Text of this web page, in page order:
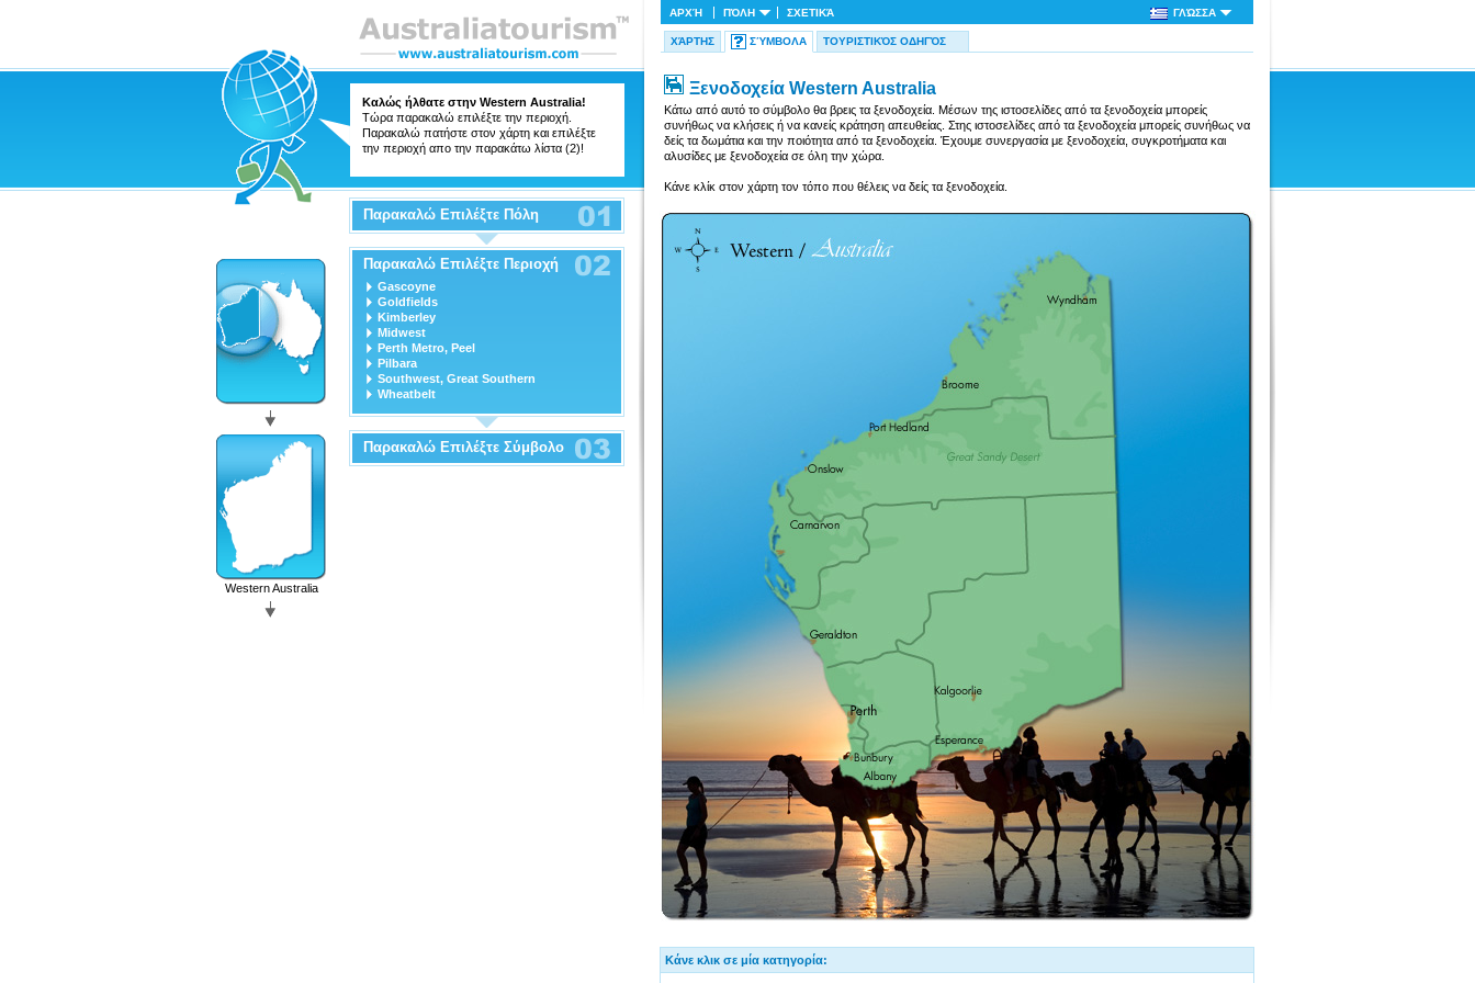
Καλώς ήλθατε στην Western Australia!
Τώρα παρακαλώ επιλέξτε την περιοχή.
Παρακαλώ πατήστε στον χάρτη και επιλέξτε
την περιοχή απο την παρακάτω λίστα (2)!
Western Australia
Παρακαλώ Επιλέξτε Πόλη
Παρακαλώ Επιλέξτε Περιοχή
Gascoyne
Goldfields
Kimberley
Midwest
Perth Metro, Peel
Pilbara
Southwest, Great Southern
Wheatbelt
Παρακαλώ Επιλέξτε Σύμβολο
ΑΡΧΉ ΠΌΛΗ ΣΧΕΤΙΚΆ ΓΛΏΣΣΑ
ΧΆΡΤΗΣ ΣΎΜΒΟΛΑ ΤΟΥΡΙΣΤΙΚΌΣ ΟΔΗΓΌΣ
Ξενοδοχεία Western Australia
Κάτω από αυτό το σύμβολο θα βρεις τα ξενοδοχεία. Μέσων της ιστοσελίδες από τα ξενοδοχεία μπορείς
συνήθως να κλήσεις ή να κανείς κράτηση απευθείας. Στης ιστοσελίδες από τα ξενοδοχεία μπορείς συνήθως να
δείς τα δωμάτια και την ποιότητα από τα ξενοδοχεία. Έχουμε συνεργασία με ξενοδοχεία, συγκροτήματα και
αλυσίδες με ξενοδοχεία σε όλη την χώρα.
Κάνε κλίκ στον χάρτη τον τόπο που θέλεις να δείς τα ξενοδοχεία.
Κάνε κλικ σε μία κατηγορία: